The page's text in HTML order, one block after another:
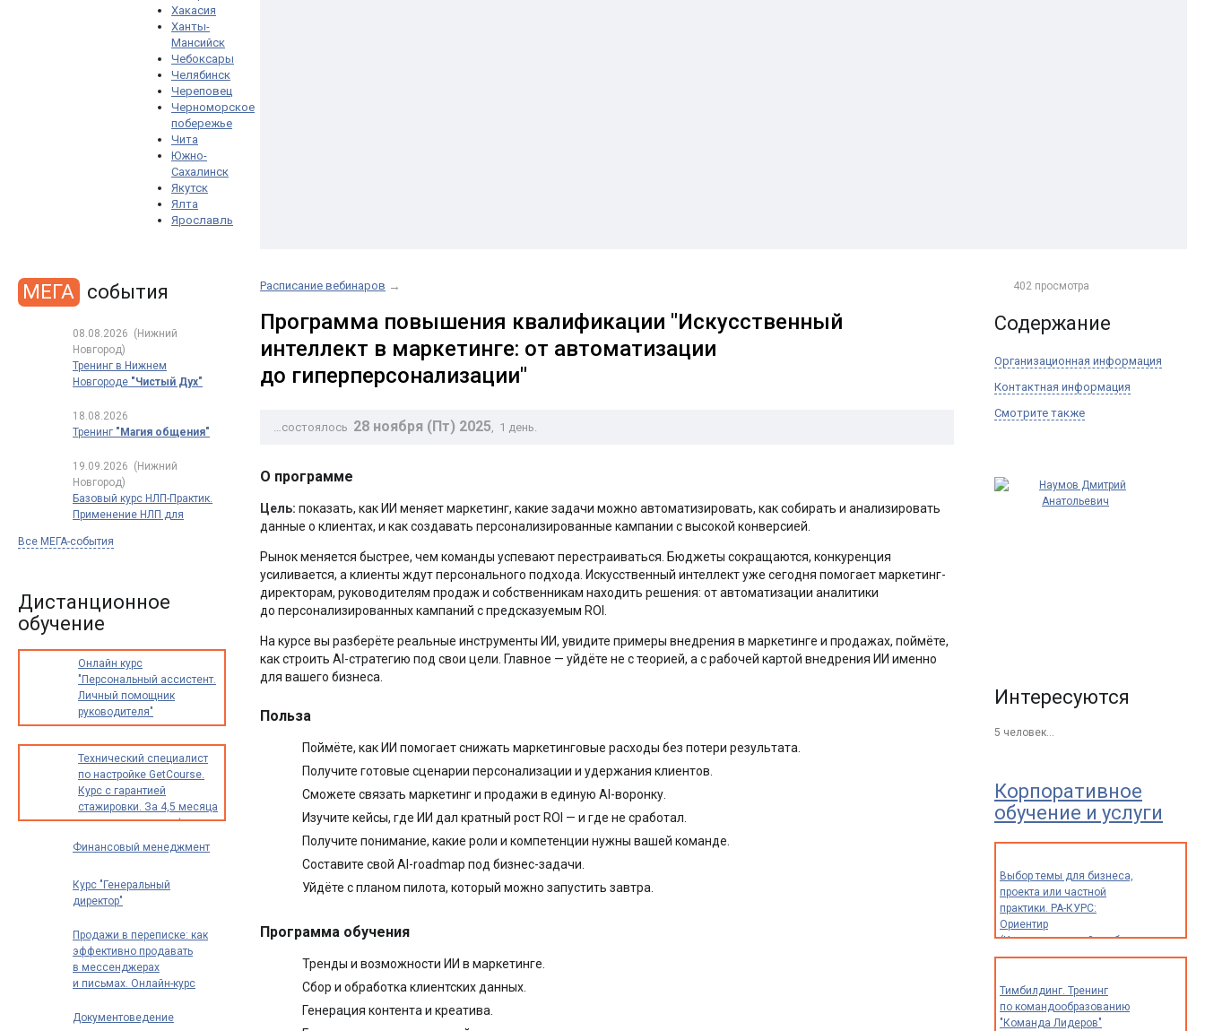
Хакасия
Ханты-
Мансийск
Чебоксары
Челябинск
Череповец
Черноморское
побережье
Чита
Южно-
Сахалинск
Якутск
Ялта
Ярославль
Содержание
Организационная информация
Контактная информация
Смотрите также
Интересуются
5 человек…
Корпоративное
обучение и услуги
Выбор темы для бизнеса,
проекта или частной
практики. РА-КУРС:
Ориентир
(Индивидуальный разбор
опыта и идей для
экспертов
и специалистов)
Тимбилдинг. Тренинг
по командообразованию
"Команда Лидеров"
Расписание вебинаров →
Программа повышения квалификации "Искусственный
интеллект в маркетинге: от автоматизации
до гиперперсонализации"
402 просмотра
…состоялось 28 ноября (Пт) 2025, 1 день.
О программе
Цель: показать, как ИИ меняет маркетинг, какие задачи можно автоматизировать, как собирать и анализировать
данные о клиентах, и как создавать персонализированные кампании с высокой конверсией.
Рынок меняется быстрее, чем команды успевают перестраиваться. Бюджеты сокращаются, конкуренция
усиливается, а клиенты ждут персонального подхода. Искусственный интеллект уже сегодня помогает маркетинг-
директорам, руководителям продаж и собственникам находить решения: от автоматизации аналитики
до персонализированных кампаний с предсказуемым ROI.
На курсе вы разберёте реальные инструменты ИИ, увидите примеры внедрения в маркетинге и продажах, поймёте,
как строить AI-стратегию под свои цели. Главное — уйдёте не с теорией, а с рабочей картой внедрения ИИ именно
для вашего бизнеса.
Польза
Поймёте, как ИИ помогает снижать маркетинговые расходы без потери результата.
Получите готовые сценарии персонализации и удержания клиентов.
Сможете связать маркетинг и продажи в единую AI-воронку.
Изучите кейсы, где ИИ дал кратный рост ROI — и где не сработал.
Получите понимание, какие роли и компетенции нужны вашей команде.
Составите свой AI-roadmap под бизнес-задачи.
Уйдёте с планом пилота, который можно запустить завтра.
Программа обучения
Тренды и возможности ИИ в маркетинге.
Сбор и обработка клиентских данных.
Генерация контента и креатива.
МЕГА события
08.08.2026 (Нижний
Новгород)
Тренинг в Нижнем
Новгороде "Чистый Дух"
18.08.2026
Тренинг "Магия общения"
19.09.2026 (Нижний
Новгород)
Базовый курс НЛП-Практик.
Применение НЛП для
Полный
по международным
стандартам
Все МЕГА-события
Дистанционное
обучение
Онлайн курс
"Персональный ассистент.
Личный помощник
руководителя"
Технический специалист
по настройке GetCourse.
Курс с гарантией
стажировки. За 4,5 месяца
освоите новую профессию
до 70 000 рублей в месяц
Финансовый менеджмент
Курс "Генеральный
директор"
Продажи в переписке: как
эффективно продавать
в мессенджерах
и письмах. Онлайн-курс
Документоведение